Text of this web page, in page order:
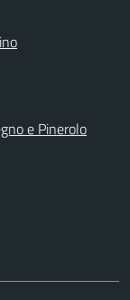
e Pinerolo